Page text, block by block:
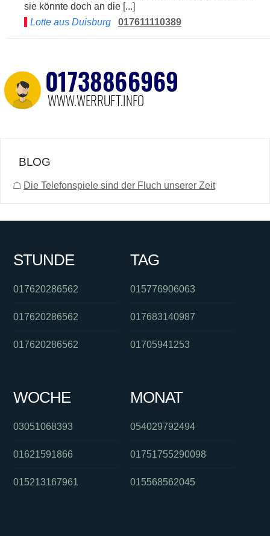
sie könnte doch an die [...]
Lotte aus Duisburg
017611110389
BLOG
☖ Die Telefonspiele sind der Fluch unserer Zeit
STUNDE
017620286562
017620286562
017620286562
TAG
015776906063
017683140987
01705941253
WOCHE
03051068393
01621591866
015213167961
MONAT
054029792494
01751755290098
015568562045